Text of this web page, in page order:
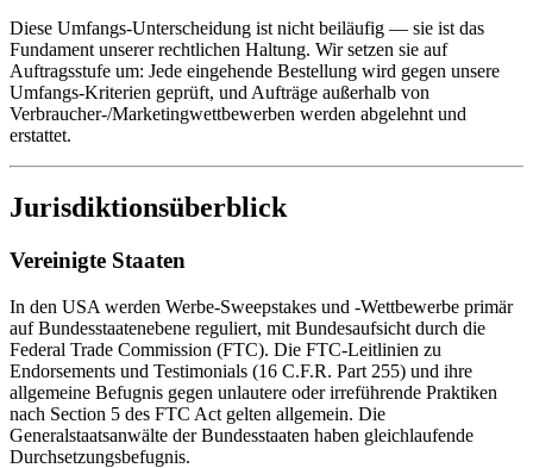
Diese Umfangs-Unterscheidung ist nicht beiläufig — sie ist das
Fundament unserer rechtlichen Haltung. Wir setzen sie auf
Auftragsstufe um: Jede eingehende Bestellung wird gegen unsere
Umfangs-Kriterien geprüft, und Aufträge außerhalb von
Verbraucher-/Marketingwettbewerben werden abgelehnt und
erstattet.
Jurisdiktionsüberblick
Vereinigte Staaten
In den USA werden Werbe-Sweepstakes und -Wettbewerbe primär
auf Bundesstaatenebene reguliert, mit Bundesaufsicht durch die
Federal Trade Commission (FTC). Die FTC-Leitlinien zu
Endorsements und Testimonials (16 C.F.R. Part 255) und ihre
allgemeine Befugnis gegen unlautere oder irreführende Praktiken
nach Section 5 des FTC Act gelten allgemein. Die
Generalstaatsanwälte der Bundesstaaten haben gleichlaufende
Durchsetzungsbefugnis.